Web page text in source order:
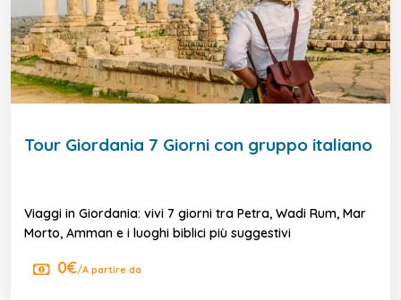
Tour Giordania 7 Giorni con gruppo italiano
Viaggi in Giordania: vivi 7 giorni tra Petra, Wadi Rum, Mar
Morto, Amman e i luoghi biblici più suggestivi
0€/A partire da